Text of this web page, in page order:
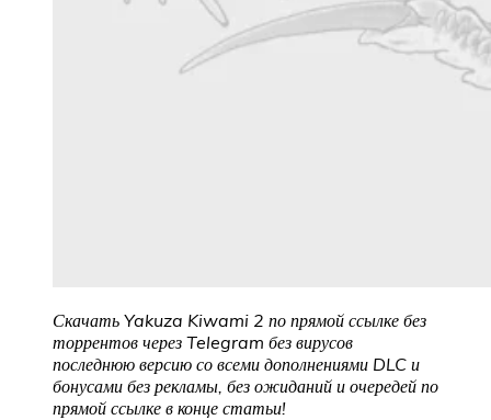
Скачать Yakuza Kiwami 2 по прямой ссылке без
торрентов через Telegram без вирусов
последнюю версию со всеми дополнениями DLC и
бонусами без рекламы, без ожиданий и очередей по
прямой ссылке в конце статьи!